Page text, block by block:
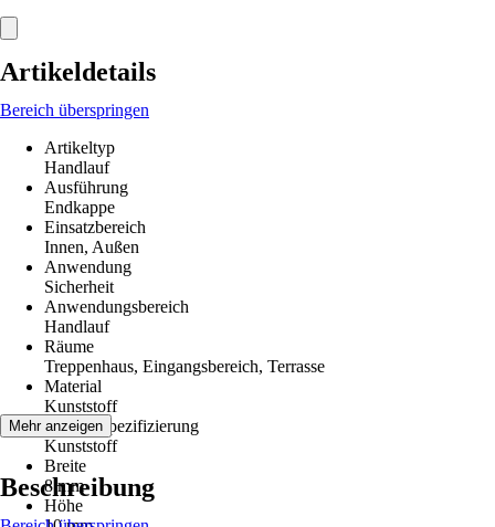
Artikeldetails
Bereich überspringen
Artikeltyp
Handlauf
Ausführung
Endkappe
Einsatzbereich
Innen, Außen
Anwendung
Sicherheit
Anwendungsbereich
Handlauf
Räume
Treppenhaus, Eingangsbereich, Terrasse
Material
Kunststoff
Materialspezifizierung
Kunststoff
Breite
8 mm
Höhe
Mehr anzeigen
Beschreibung